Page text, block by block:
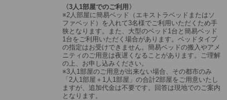
〈3人1部屋でのご利用〉
※2人部屋に簡易ベッド（エキストラベッドまたはソ
ファベッド）を入れて3名様でご利用いただくため手
狭となります。また、大型のベッド1台と簡易ベッド
1台をご利用いただく場合があります。ベッドタイプ
の指定はお受けできません。簡易ベッドの搬入やアメ
ニティのご用意は夜遅くなることがあります。ご理解
の上、お申し込みください。
※3人1部屋のご用意が出来ない場合、その都市のみ
「2人1部屋＋1人1部屋」の合計2部屋をご用意いたし
ますが、追加代金は不要です。回答は現地でのご案内
となります。